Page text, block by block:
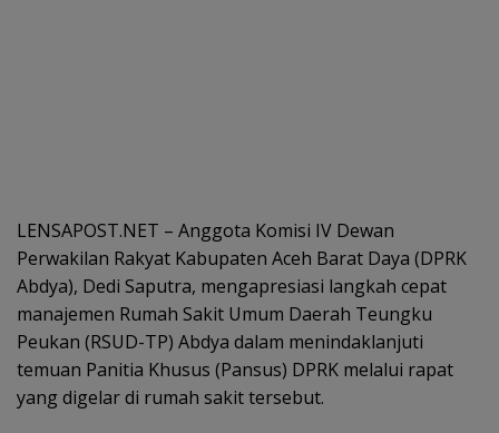
LENSAPOST.NET – Anggota Komisi IV Dewan
Perwakilan Rakyat Kabupaten Aceh Barat Daya (DPRK
Abdya), Dedi Saputra, mengapresiasi langkah cepat
manajemen Rumah Sakit Umum Daerah Teungku
Peukan (RSUD-TP) Abdya dalam menindaklanjuti
temuan Panitia Khusus (Pansus) DPRK melalui rapat
yang digelar di rumah sakit tersebut.